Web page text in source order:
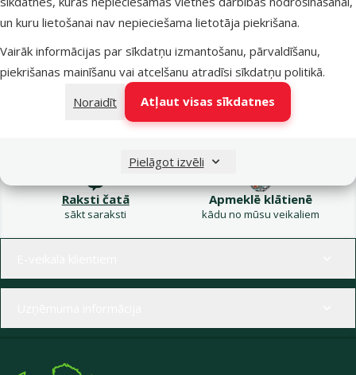
un kuru lietošanai nav nepieciešama lietotāja piekrišana.
Vairāk informācijas par sīkdatņu izmantošanu, pārvaldīšanu,
piekrišanas mainīšanu vai atcelšanu atradīsi sīkdatņu politikā.
Noraidīt
Atļaut visas sīkdatnes
Pielāgot izvēli
Kārtot pēc
Raksti čatā
sākt saraksti
Apmeklē klātienē
kādu no mūsu veikaliem